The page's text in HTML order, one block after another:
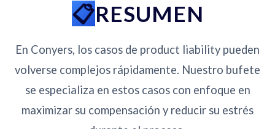
RESUMEN
En Conyers, los casos de product liability pueden
volverse complejos rápidamente. Nuestro bufete
se especializa en estos casos con enfoque en
maximizar su compensación y reducir su estrés